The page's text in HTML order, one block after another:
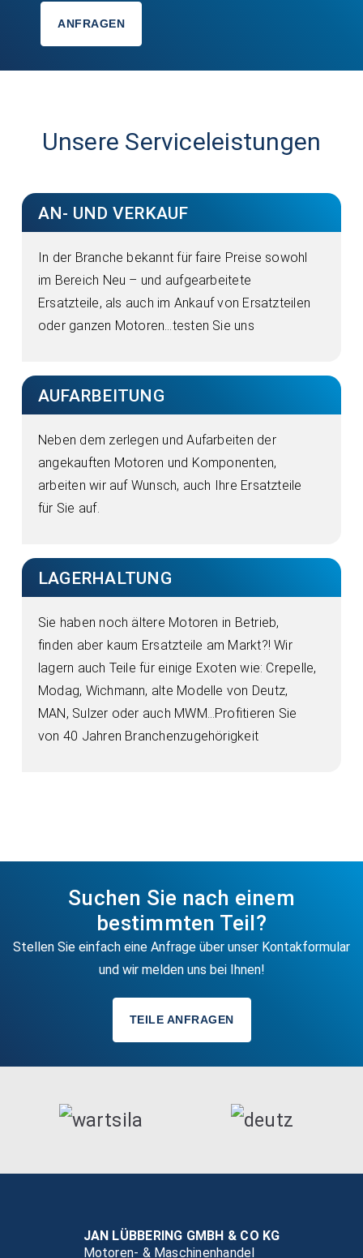
ANFRAGEN
Unsere Serviceleistungen
AN- UND VERKAUF
In der Branche bekannt für faire Preise sowohl
im Bereich Neu – und aufgearbeitete
Ersatzteile, als auch im Ankauf von Ersatzteilen
oder ganzen Motoren…testen Sie uns
AUFARBEITUNG
Neben dem zerlegen und Aufarbeiten der
angekauften Motoren und Komponenten,
arbeiten wir auf Wunsch, auch Ihre Ersatzteile
für Sie auf.
LAGERHALTUNG
Sie haben noch ältere Motoren in Betrieb,
finden aber kaum Ersatzteile am Markt?! Wir
lagern auch Teile für einige Exoten wie: Crepelle,
Modag, Wichmann, alte Modelle von Deutz,
MAN, Sulzer oder auch MWM…Profitieren Sie
von 40 Jahren Branchenzugehörigkeit
Suchen Sie nach einem
bestimmten Teil?
Stellen Sie einfach eine Anfrage über unser Kontakformular
und wir melden uns bei Ihnen!
TEILE ANFRAGEN
JAN LÜBBERING GMBH & CO KG
Motoren- & Maschinenhandel